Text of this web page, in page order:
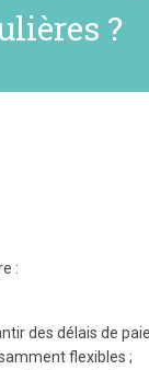
?
:
des délais de
flexibles ;